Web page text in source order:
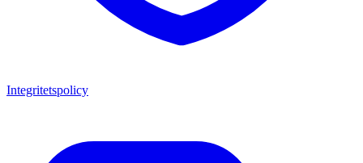
Integritetspolicy